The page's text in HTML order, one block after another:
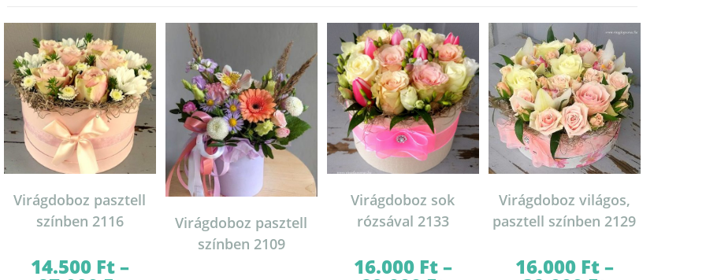
Virágdoboz pasztell
színben 2116
14.500 Ft–
Virágdoboz pasztell
színben 2109
Virágdoboz sok
rózsával 2133
16.000 Ft–
Virágdoboz világos,
pasztell színben 2129
16.000 Ft–